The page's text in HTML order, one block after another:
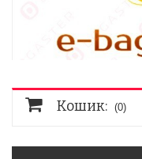
Кошик: (0)